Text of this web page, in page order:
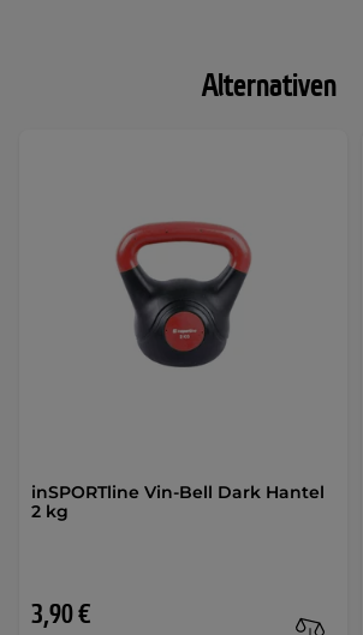
Alternativen
inSPORTline Vin-Bell Dark Hantel
2 kg
3,90 €